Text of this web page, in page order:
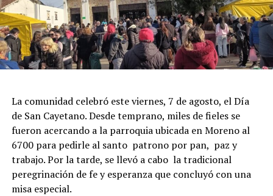
La comunidad celebró este viernes, 7 de agosto, el Día
de San Cayetano. Desde temprano, miles de fieles se
fueron acercando a la parroquia ubicada en Moreno al
6700 para pedirle al santo patrono por pan, paz y
trabajo. Por la tarde, se llevó a cabo la tradicional
peregrinación de fe y esperanza que concluyó con una
misa especial.